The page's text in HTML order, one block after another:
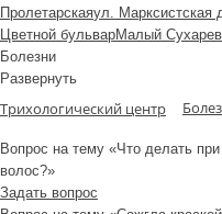
Пролетарскаяул. Марксистская
Цветной бульварМалый
Болезни
Развернуть
Трихологический центр
Вопрос на тему «Что делать
волос?»
Задать вопрос